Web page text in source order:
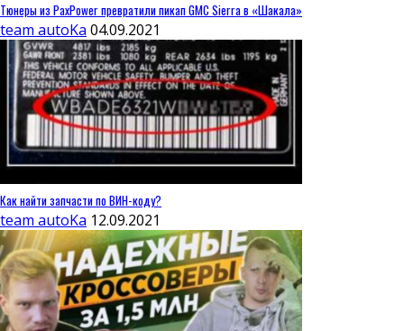
Тюнеры из PaxPower превратили пикап GMC Sierra в «Шакала»
team autoKa 04.09.2021
Как найти запчасти по ВИН-коду?
team autoKa 12.09.2021